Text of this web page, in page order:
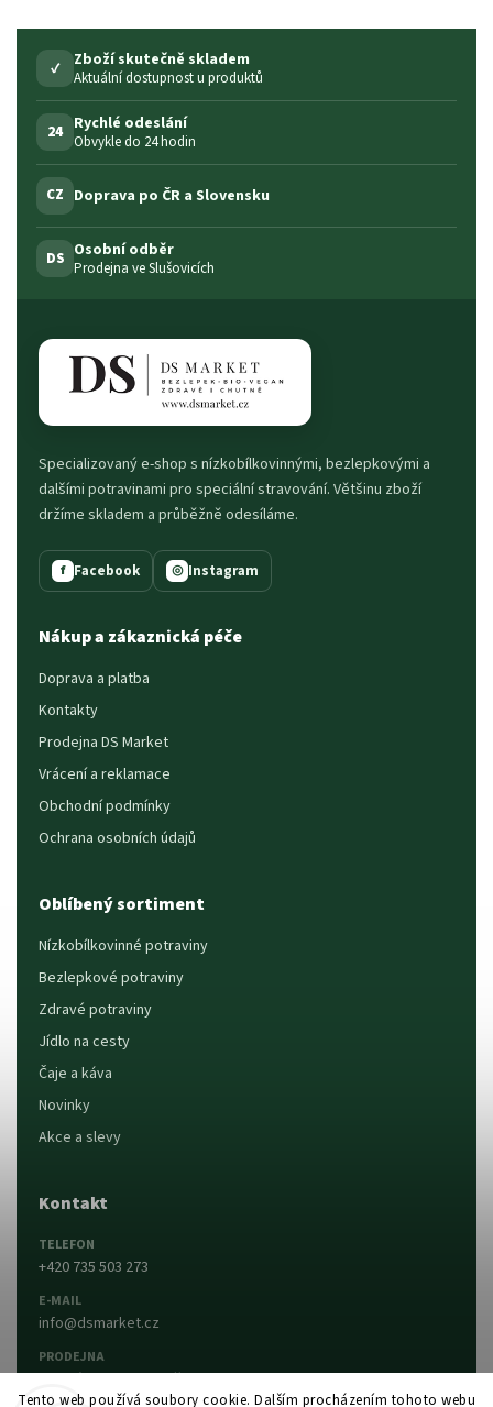
Tento web používá soubory cookie. Dalším procházením tohoto webu
✓ Zboží skutečně skladem
Aktuální dostupnost u produktů
24 Rychlé odeslání
Obvykle do 24 hodin
CZ Doprava po ČR a Slovensku
DS Osobní odběr
Prodejna ve Slušovicích
Specializovaný e-shop s nízkobílkovinnými, bezlepkovými a
dalšími potravinami pro speciální stravování. Většinu zboží
držíme skladem a průběžně odesíláme.
f Facebook ◎ Instagram
Nákup a zákaznická péče
Doprava a platba
Kontakty
Prodejna DS Market
Vrácení a reklamace
Obchodní podmínky
Ochrana osobních údajů
Oblíbený sortiment
Nízkobílkovinné potraviny
Bezlepkové potraviny
Zdravé potraviny
Jídlo na cesty
Čaje a káva
Novinky
Akce a slevy
Kontakt
TELEFON
+420 735 503 273
E-MAIL
info@dsmarket.cz
PRODEJNA
Dlouhá 90, 763 15 Slušovice